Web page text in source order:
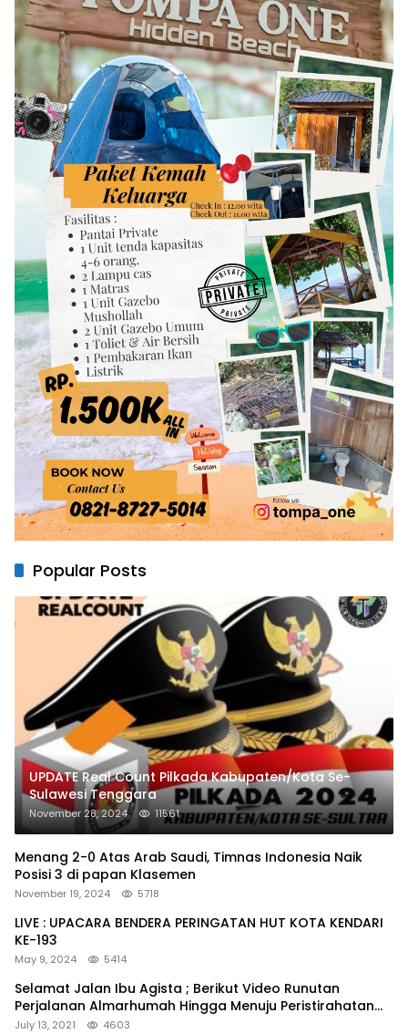
Popular Posts
UPDATE Real Count Pilkada Kabupaten/Kota Se-
Sulawesi Tenggara
November 28, 2024 11561
Menang 2-0 Atas Arab Saudi, Timnas Indonesia Naik
Posisi 3 di papan Klasemen
November 19, 2024 5718
LIVE : UPACARA BENDERA PERINGATAN HUT KOTA KENDARI
KE-193
May 9, 2024 5414
Selamat Jalan Ibu Agista ; Berikut Video Runutan
Perjalanan Almarhumah Hingga Menuju Peristirahatan
Terakhir
July 13, 2021 4603